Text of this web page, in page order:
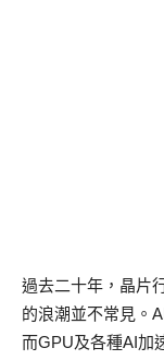
過去二十年，晶片
的浪潮並不常見。
而GPU及各種AI加